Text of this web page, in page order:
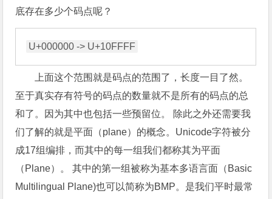
底存在多少个码点呢？
上面这个范围就是码点的范围了，长度一目了然。
至于真实存有符号的码点的数量就不是所有的码点的总
和了。因为其中也包括一些预留位。 除此之外还需要我
们了解的就是平面（plane）的概念。Unicode字符被分
成17组编排，而其中的每一组我们都称其为平面
（Plane）。 其中的第一组被称为基本多语言面（Basic
Multilingual Plane)也可以简称为BMP。是我们平时最常